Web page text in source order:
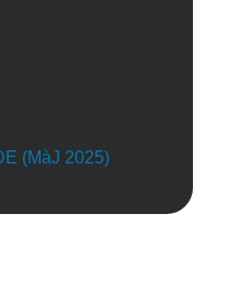
(MàJ 2025)